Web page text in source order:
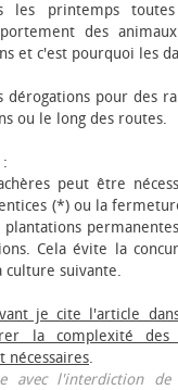
les printemps
des
et c'est pourquoi les
pour des
ou le long des routes.
:
peut être
(*) ou la
Cela évite la
culture suivante.
je cite l'article
la complexité des
nécessaires.
avec l'interdiction de